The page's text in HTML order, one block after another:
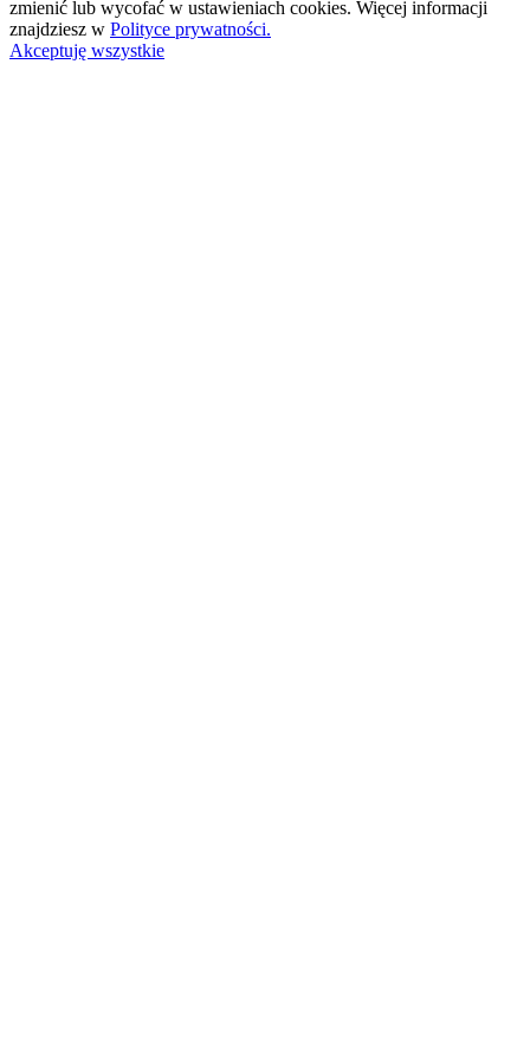
zmienić lub wycofać w ustawieniach cookies. Więcej informacji
znajdziesz w Polityce prywatności.
Akceptuję wszystkie